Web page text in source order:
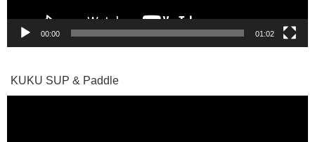
00:00 01:02
KUKU SUP & Paddle